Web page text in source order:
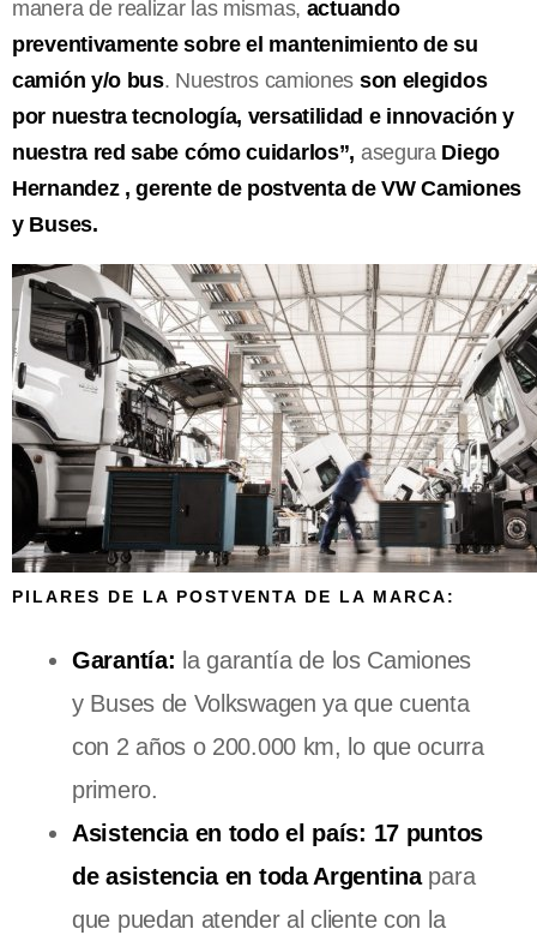
manera de realizar las mismas, actuando
preventivamente sobre el mantenimiento de su
camión y/o bus. Nuestros camiones son elegidos
por nuestra tecnología, versatilidad e innovación y
nuestra red sabe cómo cuidarlos”, asegura Diego
Hernandez , gerente de postventa de VW Camiones
y Buses.
PILARES DE LA POSTVENTA DE LA MARCA:
Garantía: la garantía de los Camiones
y Buses de Volkswagen ya que cuenta
con 2 años o 200.000 km, lo que ocurra
primero.
Asistencia en todo el país: 17 puntos
de asistencia en toda Argentinapara
que puedan atender al cliente con la